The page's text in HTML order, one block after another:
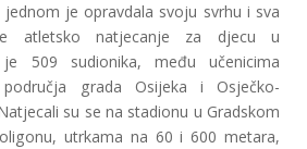
je opravdala svoju svrhu i sva
atletsko natjecanje za djecu u
509 sudionika, među učenicima
grada Osijeka i Osječko-
su se na stadionu u Gradskom
utrkama na 60 i 600 metara,